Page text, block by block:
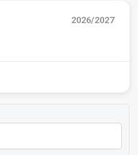
2026/2027